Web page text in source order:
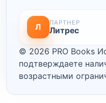
Л ПАРТНЕР
Литрес
© 2026 PRO Books
подтверждаете
возрастными